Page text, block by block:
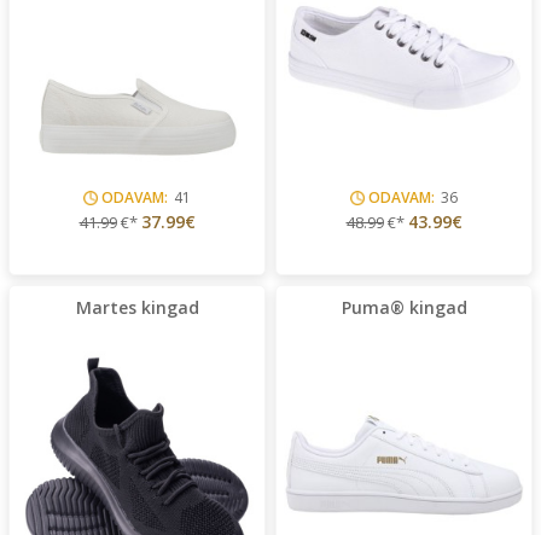
ODAVAM: 41
41.99€* 37.99€
ODAVAM: 36
48.99€* 43.99€
Martes kingad Puma® kingad